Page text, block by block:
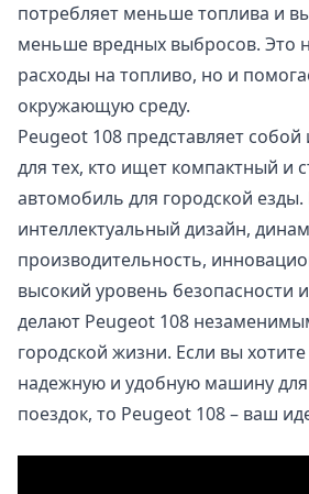
потребляет меньше топлива и
меньше вредных выбросов. Это
расходы на топливо, но и
окружающую среду.
Peugeot 108 представляет
для тех, кто ищет компактный и
автомобиль для городской езды.
интеллектуальный дизайн,
производительность,
высокий уровень безопасности
делают Peugeot 108
городской жизни. Если вы
надежную и удобную машину для
поездок, то Peugeot 108 – ваш